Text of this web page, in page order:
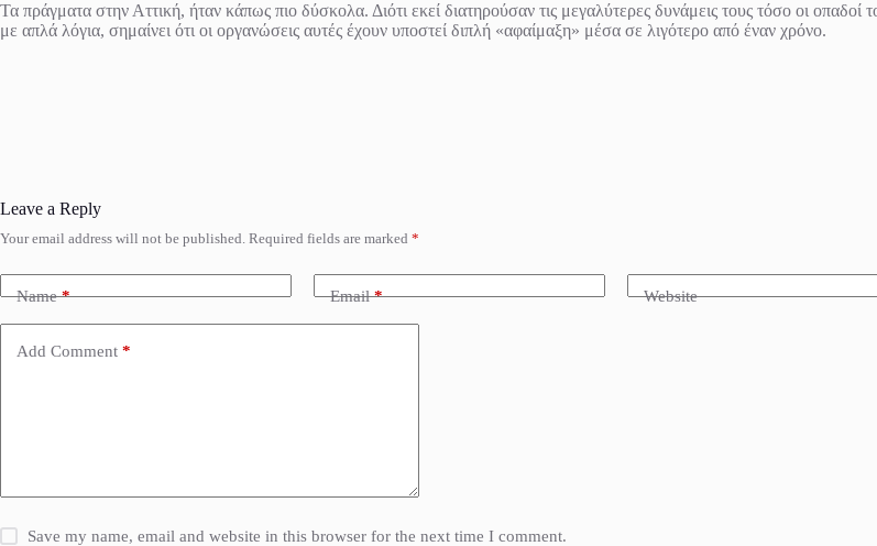
Τα πράγματα στην Αττική, ήταν κάπως πιο δύσκολα. Διότι εκεί διατηρούσαν τις μεγαλύτερες δυνάμεις τους τόσο οι
με απλά λόγια, σημαίνει ότι οι οργανώσεις αυτές έχουν υποστεί διπλή «αφαίμαξη» μέσα σε λιγότερο από έναν χρόνο.
Leave a Reply
Your email address will not be published. Required fields are marked *
Name* Email* Website
Add Comment *
Save my name, email and website in this browser for the next time I comment.